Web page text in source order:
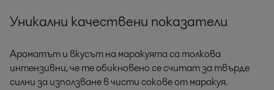
Уникални качествени показатели
Ароматът и вкусът на маракуята са толкова
интензивни, че те обикновено се считат за твърде
силни за използване в чисти сокове от маракуя.